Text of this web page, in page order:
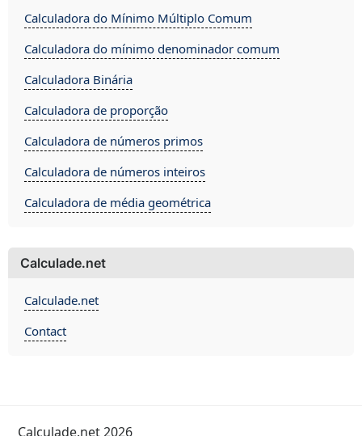
Calculadora do Mínimo Múltiplo Comum
Calculadora do mínimo denominador comum
Calculadora Binária
Calculadora de proporção
Calculadora de números primos
Calculadora de números inteiros
Calculadora de média geométrica
Calculade.net
Calculade.net
Contact
Calculade.net 2026